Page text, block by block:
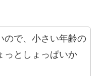
ので、小さい年齢の
っとしょっぱいか